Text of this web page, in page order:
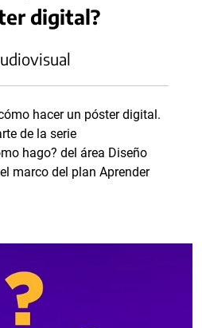
digital?
hacer un póster digital.
de la serie
hago? del área Diseño
marco del plan Aprender